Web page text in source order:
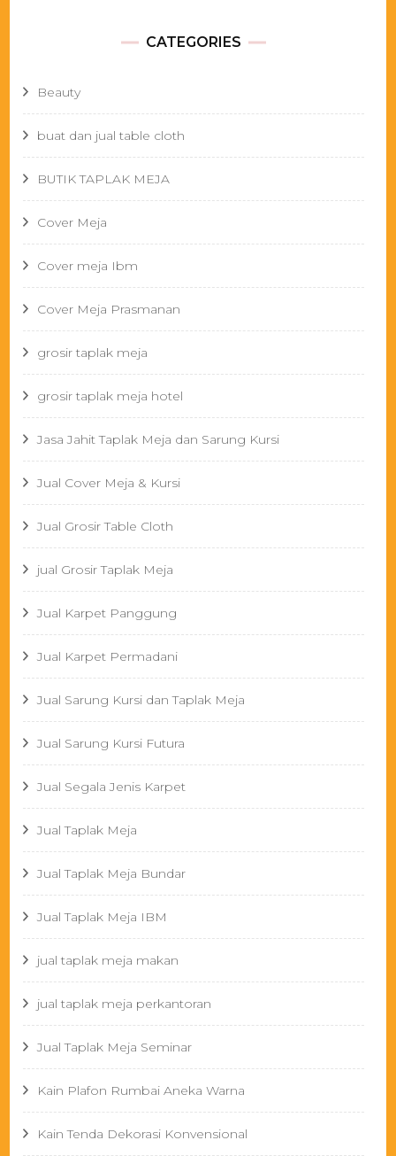
CATEGORIES
Beauty
buat dan jual table cloth
BUTIK TAPLAK MEJA
Cover Meja
Cover meja Ibm
Cover Meja Prasmanan
grosir taplak meja
grosir taplak meja hotel
Jasa Jahit Taplak Meja dan Sarung Kursi
Jual Cover Meja & Kursi
Jual Grosir Table Cloth
jual Grosir Taplak Meja
Jual Karpet Panggung
Jual Karpet Permadani
Jual Sarung Kursi dan Taplak Meja
Jual Sarung Kursi Futura
Jual Segala Jenis Karpet
Jual Taplak Meja
Jual Taplak Meja Bundar
Jual Taplak Meja IBM
jual taplak meja makan
jual taplak meja perkantoran
Jual Taplak Meja Seminar
Kain Plafon Rumbai Aneka Warna
Kain Tenda Dekorasi Konvensional